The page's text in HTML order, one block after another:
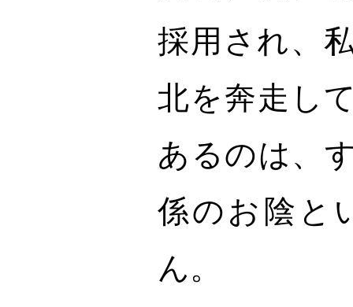
採用され、
北を奔走し
あるのは、
係のお陰と
ん。